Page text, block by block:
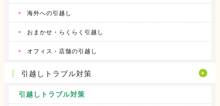
海外への引越し
おまかせ・らくらく引越し
オフィス・店舗の引越し
引越しトラブル対策
引越しトラブル対策